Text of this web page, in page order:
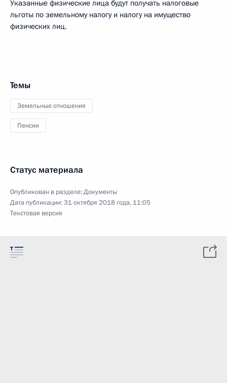
Указанные физические лица будут получать налоговые
льготы по земельному налогу и налогу на имущество
физических лиц.
Темы
Земельные отношения
Пенсии
Статус материала
Опубликован в разделе:Документы
Дата публикации:31 октября 2018 года, 11:05
Текстовая версия